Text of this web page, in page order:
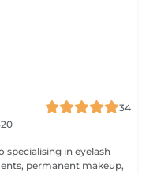
34
specialising in eyelash
permanent makeup,